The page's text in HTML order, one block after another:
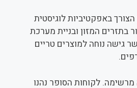
באפקטיביות לוגיסטית
בתזרים המזון ובניית מערכת
גישה נוחה למוצרים טריים
לקוחות הסופר נהנו